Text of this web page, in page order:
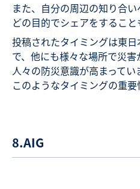
また、自分の周辺の知り合
どの目的でシェアをすること
投稿されたタイミングは東
で、他にも様々な場所で災害
人々の防災意識が高まって
このようなタイミングの重要
8.AIG